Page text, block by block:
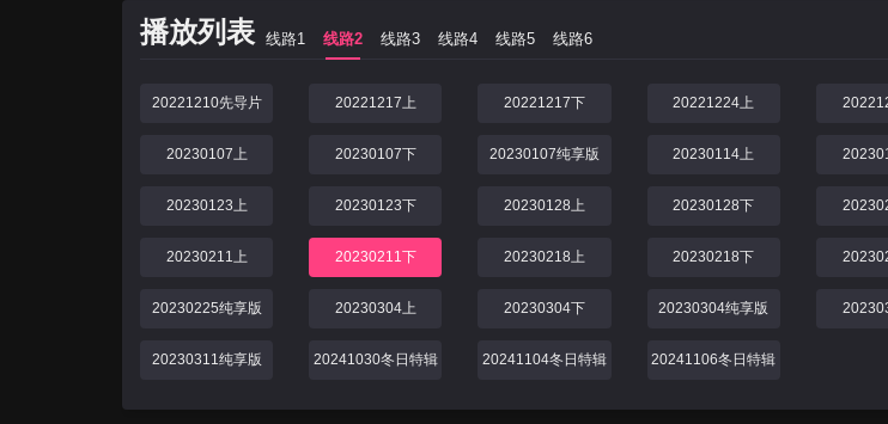
播放列表 线路1 线路2 线路3 线路4 线路5 线路6
20221210先导片 20221217上 20221217下 20221224上
20230107上 20230107下 20230107纯享版 20230114上
20230123上 20230123下 20230128上 20230128下
20230211上 20230211下 20230218上 20230218下
20230225纯享版 20230304上 20230304下 20230304纯享版
20230311纯享版 20241030冬日特辑 20241104冬日特辑 20241106冬日特辑